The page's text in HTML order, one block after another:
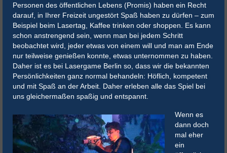
Personen des öffentlichen Lebens (Promis) haben ein Recht
darauf, in Ihrer Freizeit ungestört Spaß haben zu dürfen – zum
Beispiel beim Lasertag, Kaffee trinken oder shoppen. Es kann
schon anstrengend sein, wenn man bei jedem Schritt
beobachtet wird, jeder etwas von einem will und man am Ende
nur teilweise genießen konnte, etwas unternommen zu haben.
Daher ist es bei Lasergame Berlin so, dass wir die bekannten
Persönlichkeiten ganz normal behandeln: Höflich, kompetent
und mit Spaß an der Arbeit. Daher erleben alle das Spiel bei
uns gleichermaßen spaßig und entspannt.
Wenn es
dann doch
mal eher
ein